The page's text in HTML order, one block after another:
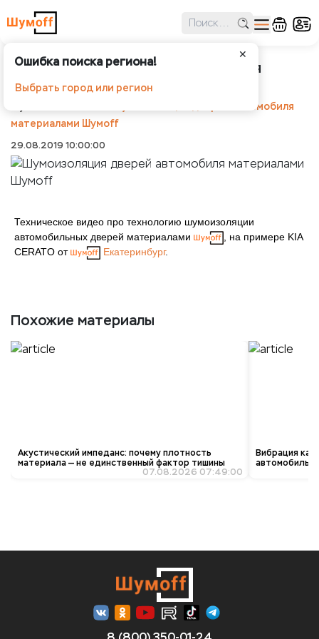
✕
Ошибка поиска региона!
Выбрать город или регион
Шумоизоляция дверей автомобиля
материалами Шумoff
Шумоизоляция дверей автомобиля
материалами Шумoff
29.08.2019 10:00:00
Техническое видео про технологию шумоизоляции
автомобильных дверей материалами
, на примере KIA
CERATO от
Екатеринбург.
Похожие материалы
Акустический импеданс: почему плотность
материала — не единственный фактор тишины
07.08.2026 07:49:00
Вибрация как
автомобиль